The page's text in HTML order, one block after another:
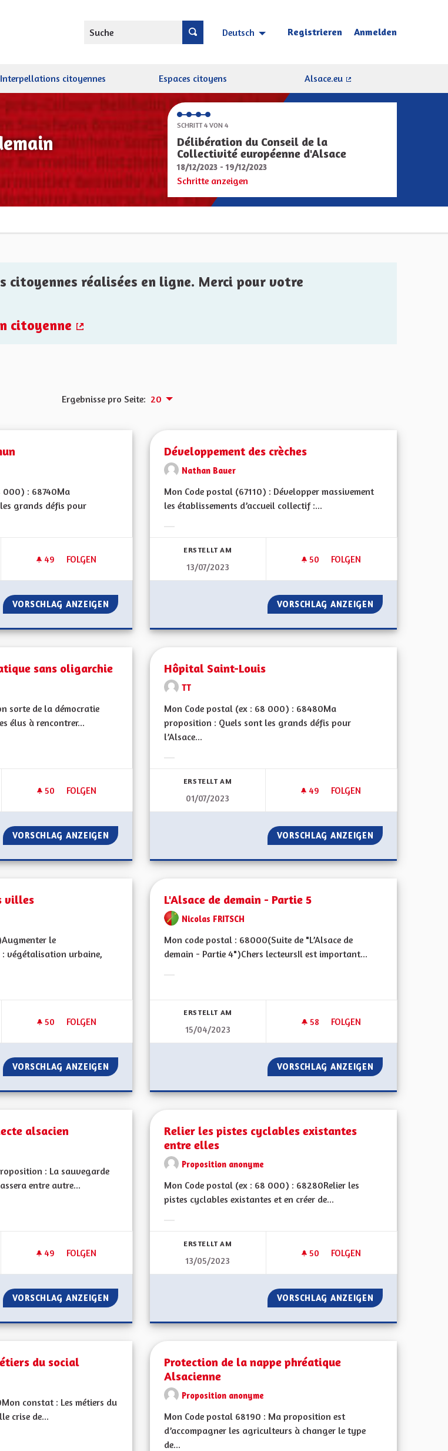
Suche Deutsch Choisir la langue Sprache wählen
Registrieren Anmelden
Interpellations citoyennes Espaces citoyens
Alsace.eu
SCHRITT 4 VON 4
Délibération du Conseil de la
Collectivité européenne d'Alsace
18/12/2023 - 19/12/2023
Schritte anzeigen
réalisées en ligne. Merci pour votre
citoyenne
Ergebnisse pro Seite: 20
000) : 68740Ma
grands défis pour
49 49 FOLLOWER
FOLGEN
TRANSPORTS EN COMMUN
VORSCHLAG ANZEIGEN TRANSPORTS EN COMMUN
Développement des crèches
Nathan Bauer
Mon Code postal (67110) : Développer massivement
les établissements d’accueil collectif :...
ERSTELLT AM
13/07/2023
50 50 FOLLOWER
FOLGEN
DÉVELOPPEMENT DES
VORSCHLAG ANZEIGEN
sans oligarchie
sorte de la démocratie
élus à rencontrer...
50 50 FOLLOWER
FOLGEN
UNE ALSACE DÉMOCRATIQUE SANS OLIGARCHIE
VORSCHLAG ANZEIGEN UNE ALSACE DÉMOCRATIQUE SANS OLIGARCHIE
Hôpital Saint-Louis
TT
Mon Code postal (ex : 68 000) : 68480Ma
proposition : Quels sont les grands défis pour
l’Alsace...
ERSTELLT AM
01/07/2023
49 49 FOLLOWER
FOLGEN
HÔPITAL SAINT-LOUIS
VORSCHLAG ANZEIGEN HÔPITAL SAINT-
villes
le
: végétalisation urbaine,
50 50 FOLLOWER
FOLGEN
REVERDISSEMENT DES VILLES
VORSCHLAG ANZEIGEN REVERDISSEMENT DES VILLES
L'Alsace de demain - Partie 5
Nicolas FRITSCH
Mon code postal : 68000(Suite de "L’Alsace de
demain - Partie 4")Chers lecteursIl est important...
ERSTELLT AM
15/04/2023
58 58 FOLLOWER
FOLGEN
L'ALSACE DE DEMAIN - PARTIE
VORSCHLAG ANZEIGEN L'ALSACE DE
alsacien
: La sauvegarde
entre autre...
49 49 FOLLOWER
FOLGEN
SAUVEGARDE DU DIALECTE ALSACIEN
VORSCHLAG ANZEIGEN SAUVEGARDE DU DIALECTE ALSACIEN
Relier les pistes cyclables existantes
entre elles
Proposition anonyme
Mon Code postal (ex : 68 000) : 68280Relier les
pistes cyclables existantes et en créer de...
ERSTELLT AM
13/05/2023
50 50 FOLLOWER
FOLGEN
RELIER LES PISTES
VORSCHLAG ANZEIGEN RELIER LES
du social
constat : Les métiers du
crise de...
Protection de la nappe phréatique
Alsacienne
Proposition anonyme
Mon Code postal 68190 : Ma proposition est
d’accompagner les agriculteurs à changer le type
de...